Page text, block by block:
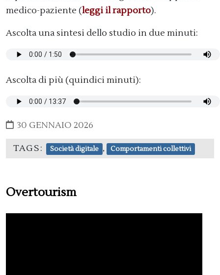
medico-paziente (leggi il rapporto).
Ascolta una sintesi dello studio in due minuti:
Ascolta di più (quindici minuti):
30 GENNAIO 2026
TAGS: Società digitale , Comportamenti collettivi
Overtourism